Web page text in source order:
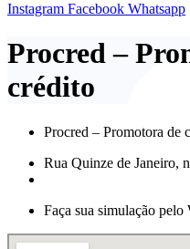
Instagram Facebook Whatsapp
Procred –
crédito
Procred – Promotora de
Rua Quinze de Janeiro,
Faça sua simulação